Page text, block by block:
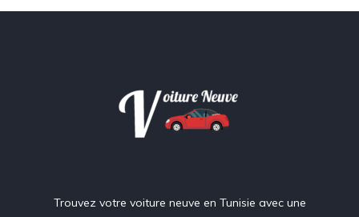
Trouvez votre voiture neuve en Tunisie avec une